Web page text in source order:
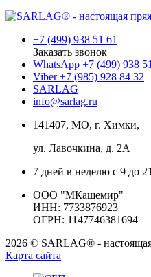
+7 (499) 938 51 61
Заказать звонок
WhatsApp +7 (499) 938
Viber +7 (985) 928 84 32
SARLAG
info@sarlag.ru
141407, МО, г. Химки,
ул. Лавочкина, д. 2А
7 дней в неделю с 9 до
ООО "МКашемир"
ИНН: 7733876923
ОГРН: 1147746381694
2026 © SARLAG® -
Карта сайта